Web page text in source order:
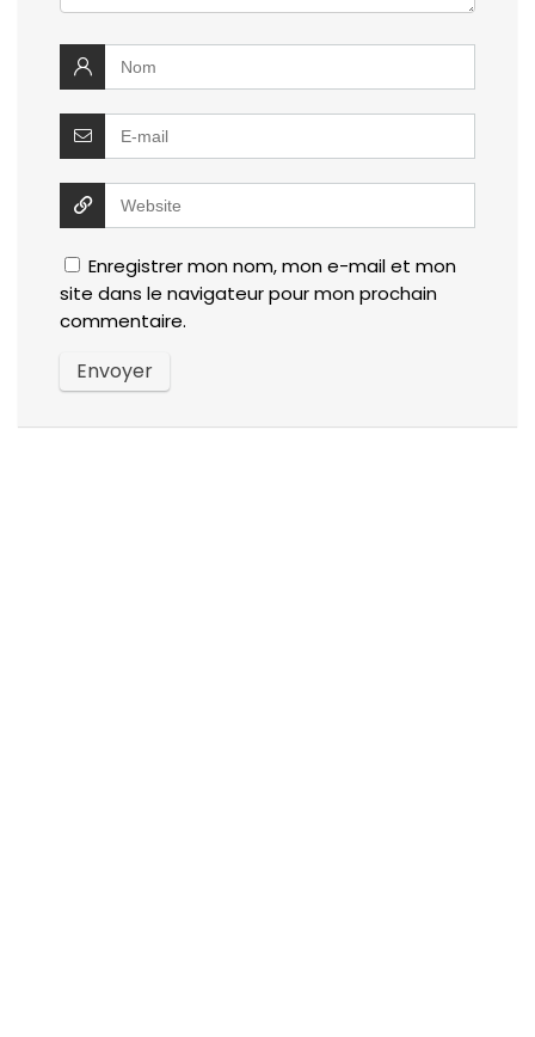
Enregistrer mon nom, mon e-mail et mon
site dans le navigateur pour mon prochain
commentaire.